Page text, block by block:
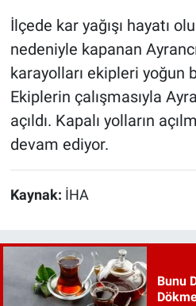
İlçede kar yağışı hayatı
nedeniyle kapanan
karayolları ekipleri yoğun
Ekiplerin çalışmasıyla
açıldı. Kapalı yolların
devam ediyor.
Kaynak: İHA
Bunu